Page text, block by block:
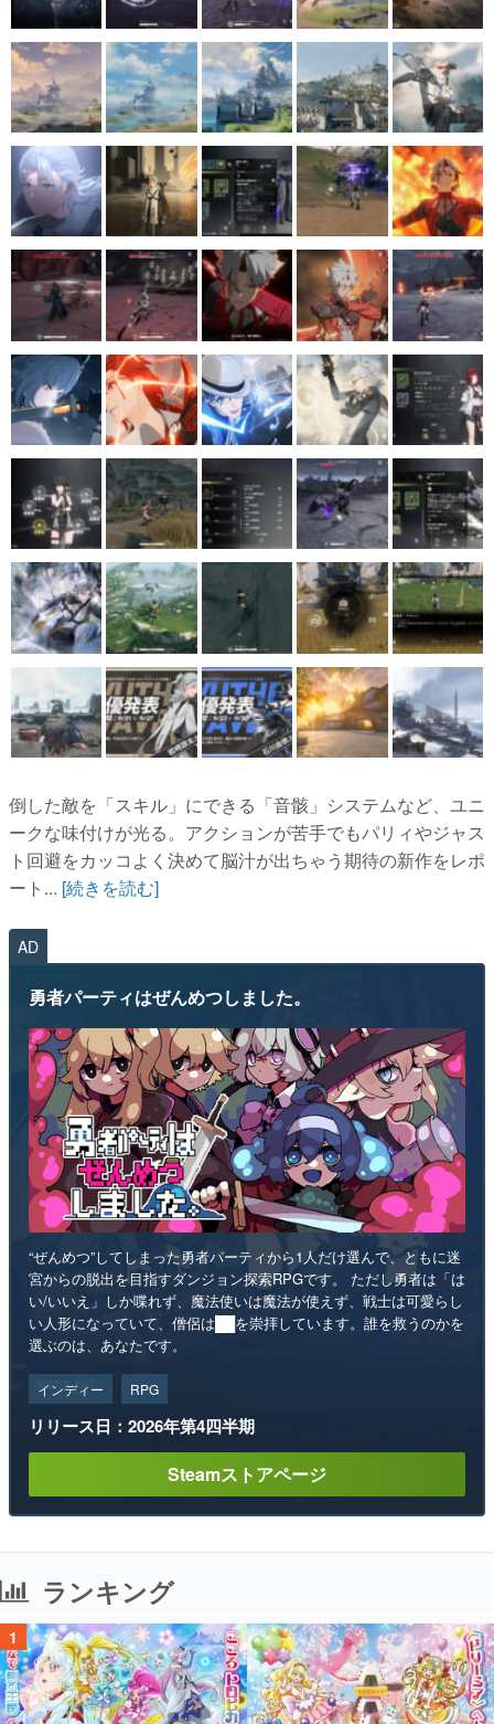
運営：株式会社マレ
倒した敵を「スキル」にできる「音骸」システムなど、ユニ
ークな味付けが光る。アクションが苦手でもパリィやジャス
ト回避をカッコよく決めて脳汁が出ちゃう期待の新作をレポ
ート... [続きを読む]
AD
勇者パーティはぜんめつしました。
“ぜんめつ”してしまった勇者パーティから1人だけ選んで、ともに迷
宮からの脱出を目指すダンジョン探索RPGです。 ただし勇者は「は
い/いいえ」しか喋れず、魔法使いは魔法が使えず、戦士は可愛らし
い人形になっていて、僧侶は██を崇拝しています。誰を救うのかを
選ぶのは、あなたです。
インディー RPG
リリース日：2026年第4四半期
Steamストアページ
ランキング
1